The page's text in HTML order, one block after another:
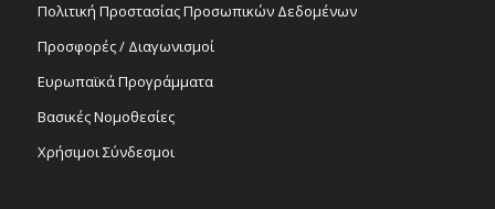
Πολιτική Προστασίας Προσωπικών Δεδομένων
Προσφορές / Διαγωνισμοί
Ευρωπαϊκά Προγράμματα
Βασικές Νομοθεσίες
Χρήσιμοι Σύνδεσμοι